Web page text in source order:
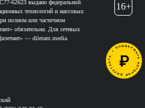
62623 выдано федеральной
технологий и массовых
полном или частичном
обязательна. Для сетевых
— diletant.media.
16+